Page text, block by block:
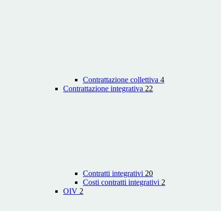
Contrattazione collettiva 4
Contrattazione integrativa 22
Contratti integrativi 20
Costi contratti integrativi 2
OIV 2